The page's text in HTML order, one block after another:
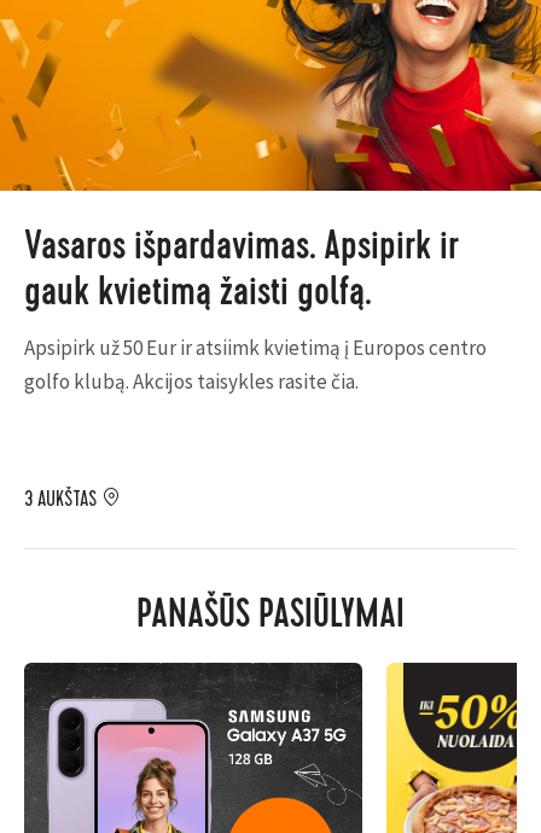
Vasaros išpardavimas. Apsipirk ir
gauk kvietimą žaisti golfą.
Apsipirk už 50 Eur ir atsiimk kvietimą į Europos centro
golfo klubą. Akcijos taisykles rasitečia.
3 AUKŠTAS
PANAŠŪS PASIŪLYMAI